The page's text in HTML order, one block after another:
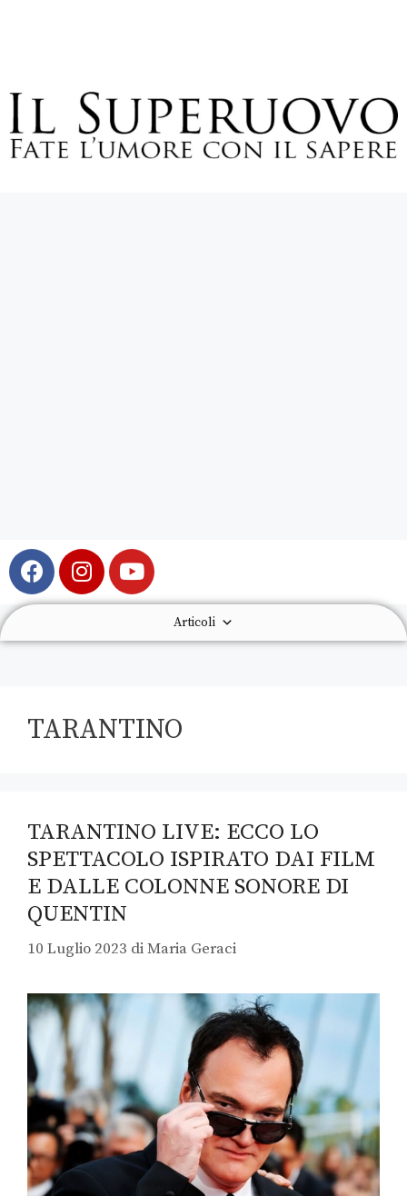
Articoli
TARANTINO
TARANTINO LIVE: ECCO LO
SPETTACOLO ISPIRATO DAI FILM
E DALLE COLONNE SONORE DI
QUENTIN
10 Luglio 2023 diMaria Geraci